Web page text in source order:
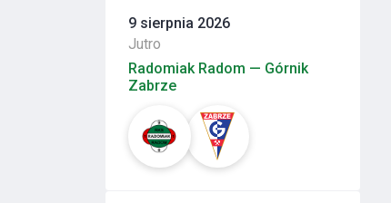
9 sierpnia 2026
Jutro
Radomiak Radom — Górnik
Zabrze